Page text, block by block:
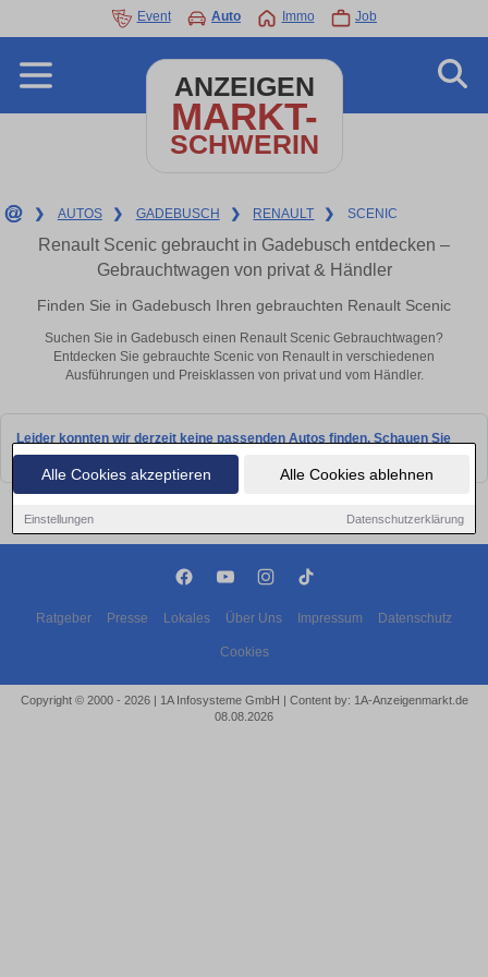
Alle Cookies akzeptieren Alle Cookies ablehnen
Einstellungen Datenschutzerklärung
Event Auto Immo Job
ANZEIGEN
MARKT-
SCHWERIN
❯ AUTOS ❯ GADEBUSCH ❯ RENAULT ❯ SCENIC
Renault Scenic gebraucht in Gadebusch entdecken –
Gebrauchtwagen von privat & Händler
Finden Sie in Gadebusch Ihren gebrauchten Renault Scenic
Suchen Sie in Gadebusch einen Renault Scenic Gebrauchtwagen?
Entdecken Sie gebrauchte Scenic von Renault in verschiedenen
Ausführungen und Preisklassen von privat und vom Händler.
Leider konnten wir derzeit keine passenden Autos finden. Schauen Sie
bald wieder vorbei!
Ratgeber Presse Lokales Über Uns Impressum Datenschutz
Cookies
Copyright © 2000 - 2026 | 1A Infosysteme GmbH | Content by: 1A-Anzeigenmarkt.de
08.08.2026